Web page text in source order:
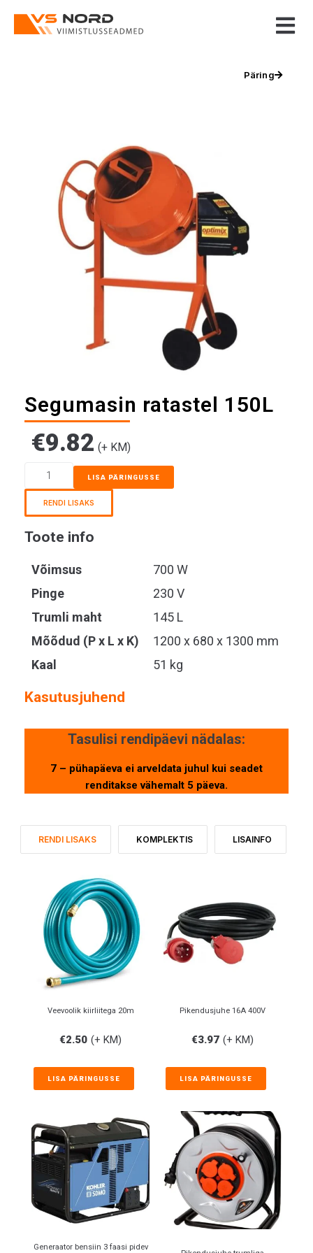
Päring
Segumasin ratastel 150L
€9.82 (+ KM)
LISA PÄRINGUSSE
RENDI LISAKS
Toote info
Võimsus
700 W
Pinge
230 V
Trumli maht
145 L
Mõõdud (P x L x K)
1200 x 680 x 1300 mm
Kaal
51 kg
Kasutusjuhend
Tasulisi rendipäevi nädalas:
7 – pühapäeva ei arveldata juhul kui seadet
renditakse vähemalt 5 päeva.
RENDI LISAKS KOMPLEKTIS LISAINFO
Veevoolik kiirliitega 20m
€2.50 (+ KM)
LISA PÄRINGUSSE
Pikendusjuhe 16A 400V
€3.97 (+ KM)
LISA PÄRINGUSSE
Generaator bensiin 3 faasi pidev